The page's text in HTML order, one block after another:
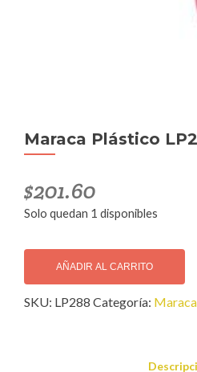
Maraca Plástico
$201.60
Solo quedan 1 disponibles
Maraca
Plástico
LP288
cantidad
AÑADIR AL CARRITO
SKU: LP288 Categoría: